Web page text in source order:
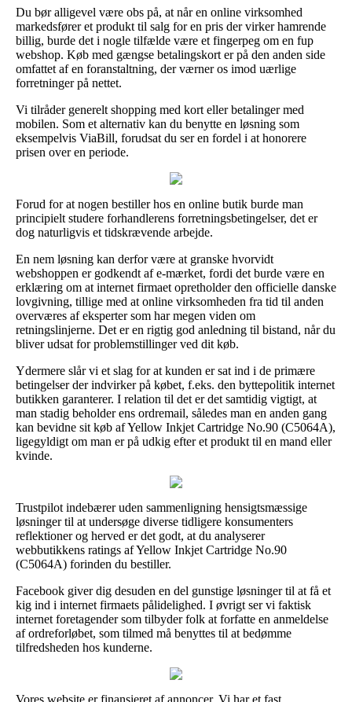
Du bør alligevel være obs på, at når en online virksomhed
markedsfører et produkt til salg for en pris der virker hamrende
billig, burde det i nogle tilfælde være et fingerpeg om en fup
webshop. Køb med gængse betalingskort er på den anden side
omfattet af en foranstaltning, der værner os imod uærlige
forretninger på nettet.
Vi tilråder generelt shopping med kort eller betalinger med
mobilen. Som et alternativ kan du benytte en løsning som
eksempelvis ViaBill, forudsat du ser en fordel i at honorere
prisen over en periode.
Forud for at nogen bestiller hos en online butik burde man
principielt studere forhandlerens forretningsbetingelser, det er
dog naturligvis et tidskrævende arbejde.
En nem løsning kan derfor være at granske hvorvidt
webshoppen er godkendt af e-mærket, fordi det burde være en
erklæring om at internet firmaet opretholder den officielle danske
lovgivning, tillige med at online virksomheden fra tid til anden
overværes af eksperter som har megen viden om
retningslinjerne. Det er en rigtig god anledning til bistand, når du
bliver udsat for problemstillinger ved dit køb.
Ydermere slår vi et slag for at kunden er sat ind i de primære
betingelser der indvirker på købet, f.eks. den byttepolitik internet
butikken garanterer. I relation til det er det samtidig vigtigt, at
man stadig beholder ens ordremail, således man en anden gang
kan bevidne sit køb af Yellow Inkjet Cartridge No.90 (C5064A),
ligegyldigt om man er på udkig efter et produkt til en mand eller
kvinde.
Trustpilot indebærer uden sammenligning hensigtsmæssige
løsninger til at undersøge diverse tidligere konsumenters
reflektioner og herved er det godt, at du analyserer
webbutikkens ratings af Yellow Inkjet Cartridge No.90
(C5064A) forinden du bestiller.
Facebook giver dig desuden en del gunstige løsninger til at få et
kig ind i internet firmaets pålidelighed. I øvrigt ser vi faktisk
internet foretagender som tilbyder folk at forfatte en anmeldelse
af ordreforløbet, som tilmed må benyttes til at bedømme
tilfredsheden hos kunderne.
Vores website er finansieret af annoncer. Vi har et fast